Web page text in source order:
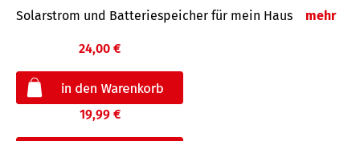
Solarstrom und Batteriespeicher für mein Haus mehr
24,00 €
19,99 €